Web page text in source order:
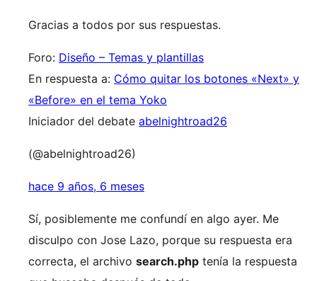
Gracias a todos por sus respuestas.
Foro: Diseño – Temas y plantillas
En respuesta a: Cómo quitar los botones «Next» y
«Before» en el tema Yoko
Iniciador del debate abelnightroad26
(@abelnightroad26)
hace 9 años, 6 meses
Sí, posiblemente me confundí en algo ayer. Me
disculpo con Jose Lazo, porque su respuesta era
correcta, el archivo search.php tenía la respuesta